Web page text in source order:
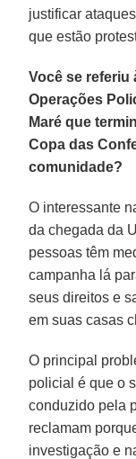
justificar
que estão
Você se referiu
Operações
Maré que
Copa das
comunidade?
O interessante
da chegada da
pessoas têm
campanha lá
seus direitos e
em suas casas
O principal
policial é que o
conduzido pela
reclamam
investigação e